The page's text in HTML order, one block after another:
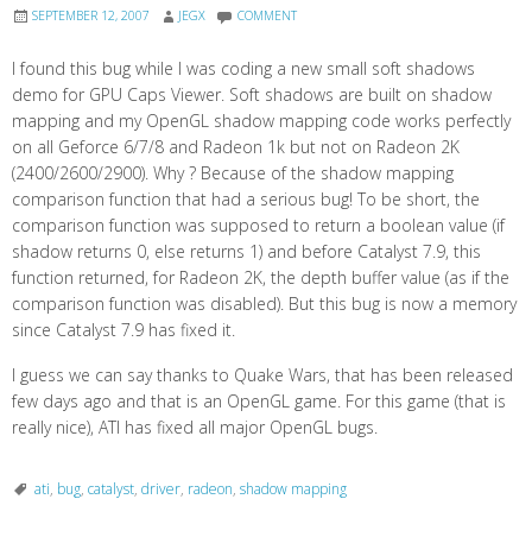
SEPTEMBER 12, 2007 JEGX COMMENT
I found this bug while I was coding a new small soft shadows
demo for GPU Caps Viewer. Soft shadows are built on shadow
mapping and my OpenGL shadow mapping code works perfectly
on all Geforce 6/7/8 and Radeon 1k but not on Radeon 2K
(2400/2600/2900). Why ? Because of the shadow mapping
comparison function that had a serious bug! To be short, the
comparison function was supposed to return a boolean value (if
shadow returns 0, else returns 1) and before Catalyst 7.9, this
function returned, for Radeon 2K, the depth buffer value (as if the
comparison function was disabled). But this bug is now a memory
since Catalyst 7.9 has fixed it.
I guess we can say thanks to Quake Wars, that has been released
few days ago and that is an OpenGL game. For this game (that is
really nice), ATI has fixed all major OpenGL bugs.
ati, bug, catalyst, driver, radeon, shadow mapping